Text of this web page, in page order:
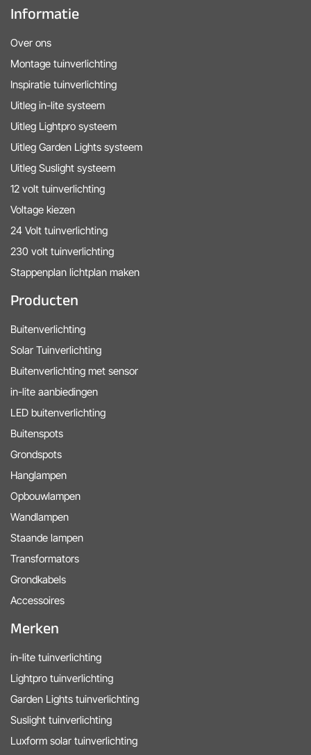
Informatie
Over ons
Montage tuinverlichting
Inspiratie tuinverlichting
Uitleg in-lite systeem
Uitleg Lightpro systeem
Uitleg Garden Lights systeem
Uitleg Suslight systeem
12 volt tuinverlichting
Voltage kiezen
24 Volt tuinverlichting
230 volt tuinverlichting
Stappenplan lichtplan maken
Producten
Buitenverlichting
Solar Tuinverlichting
Buitenverlichting met sensor
in-lite aanbiedingen
LED buitenverlichting
Buitenspots
Grondspots
Hanglampen
Opbouwlampen
Wandlampen
Staande lampen
Transformators
Grondkabels
Accessoires
Merken
in-lite tuinverlichting
Lightpro tuinverlichting
Garden Lights tuinverlichting
Suslight tuinverlichting
Luxform solar tuinverlichting